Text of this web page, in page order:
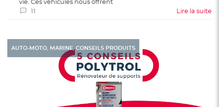
11
vie. Ces véhicules nous offrent
Lire la suite
AUTO-MOTO, MARINE,CONSEILS PRODUITS